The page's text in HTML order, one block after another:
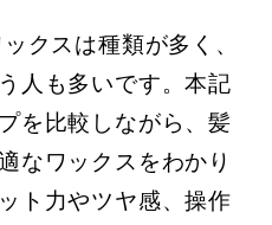
クスは種類が多く、
人も多いです。本記
を比較しながら、髪
なワックスをわかり
ト力やツヤ感、操作